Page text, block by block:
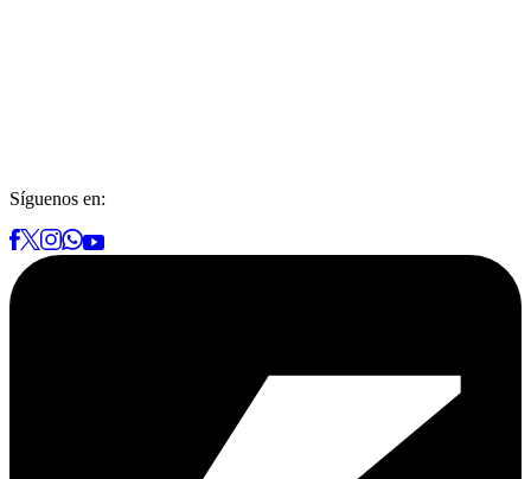
Síguenos en: